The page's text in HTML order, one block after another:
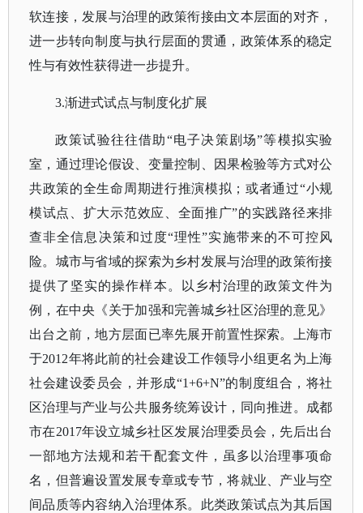
软连接，发展与治理的政策衔接由文本层面的对齐，
进一步转向制度与执行层面的贯通，政策体系的稳定
性与有效性获得进一步提升。
3.渐进式试点与制度化扩展
政策试验往往借助“电子决策剧场”等模拟实验
室，通过理论假设、变量控制、因果检验等方式对公
共政策的全生命周期进行推演模拟；或者通过“小规
模试点、扩大示范效应、全面推广”的实践路径来排
查非全信息决策和过度“理性”实施带来的不可控风
险。城市与省域的探索为乡村发展与治理的政策衔接
提供了坚实的操作样本。以乡村治理的政策文件为
例，在中央《关于加强和完善城乡社区治理的意见》
出台之前，地方层面已率先展开前置性探索。上海市
于2012年将此前的社会建设工作领导小组更名为上海
社会建设委员会，并形成“1+6+N”的制度组合，将社
区治理与产业与公共服务统筹设计，同向推进。成都
市在2017年设立城乡社区发展治理委员会，先后出台
一部地方法规和若干配套文件，虽多以治理事项命
名，但普遍设置发展专章或专节，将就业、产业与空
间品质等内容纳入治理体系。此类政策试点为其后国